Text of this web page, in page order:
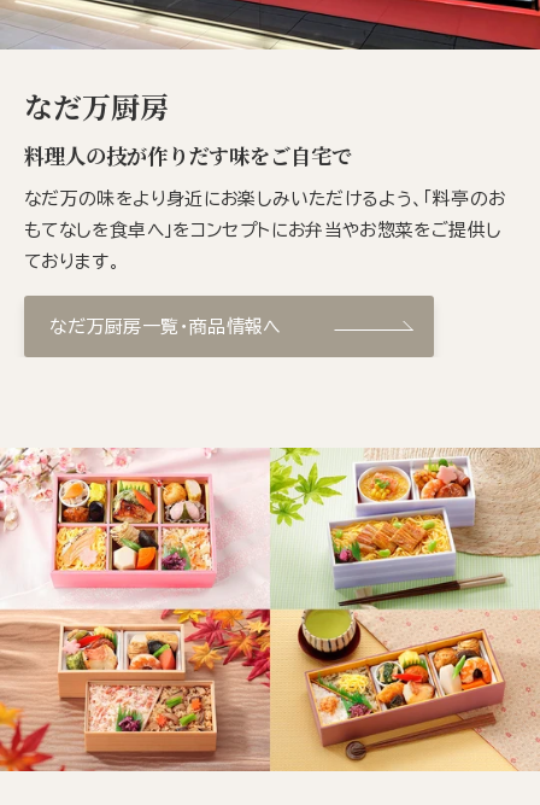
なだ万厨房
料理人の技が作りだす味をご自宅で
なだ万の味をより身近にお楽しみいただけるよう、「料亭のお
もてなしを食卓へ」をコンセプトにお弁当やお惣菜をご提供し
ております。
なだ万厨房一覧・商品情報へ